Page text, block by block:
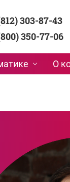
303-87-43
350-77-06
О